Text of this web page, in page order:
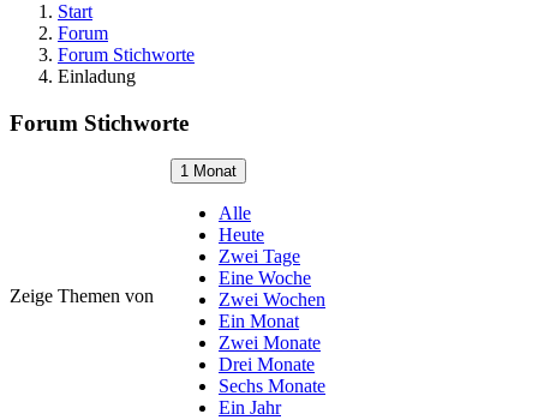
Start
Forum
Forum Stichworte
Einladung
Forum Stichworte
Zeige Themen von
1 Monat
Alle
Heute
Zwei Tage
Eine Woche
Zwei Wochen
Ein Monat
Zwei Monate
Drei Monate
Sechs Monate
Ein Jahr